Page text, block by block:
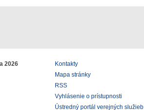
2026
Kontakty
Mapa stránky
RSS
Vyhlásenie o prístupnosti
Ústredný portál verejných služieb